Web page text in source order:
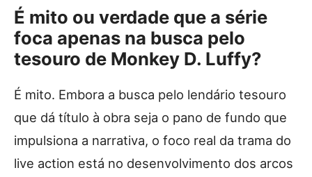
É mito ou verdade que a série
foca apenas na busca pelo
tesouro de Monkey D. Luffy?
É mito. Embora a busca pelo lendário tesouro
que dá título à obra seja o pano de fundo que
impulsiona a narrativa, o foco real da trama do
live action está no desenvolvimento dos arcos